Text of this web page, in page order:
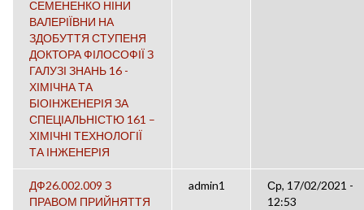
СЕМЕНЕНКО НІНИ
ВАЛЕРІЇВНИ НА
ЗДОБУТТЯ СТУПЕНЯ
ДОКТОРА ФІЛОСОФІЇ З
ГАЛУЗІ ЗНАНЬ 16 -
ХІМІЧНА ТА
БІОІНЖЕНЕРІЯ ЗА
СПЕЦІАЛЬНІСТЮ 161 –
ХІМІЧНІ ТЕХНОЛОГІЇ
ТА ІНЖЕНЕРІЯ
ДФ26.002.009 З
ПРАВОМ ПРИЙНЯТТЯ
admin1
Ср, 17/02/2021 -
12:53